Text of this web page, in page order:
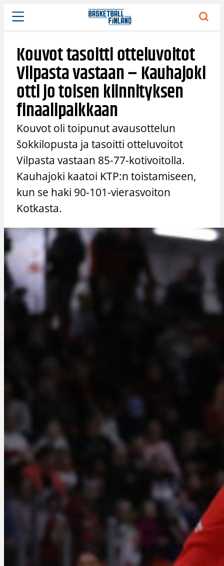
Siirry
sisältöön
Kouvot tasoitti otteluvoitot
Vilpasta vastaan – Kauhajoki
otti jo toisen kiinnityksen
finaalipaikkaan
Kouvot oli toipunut avausottelun
šokkilopusta ja tasoitti otteluvoitot
Vilpasta vastaan 85-77-kotivoitolla.
Kauhajoki kaatoi KTP:n toistamiseen,
kun se haki 90-101-vierasvoiton
Kotkasta.